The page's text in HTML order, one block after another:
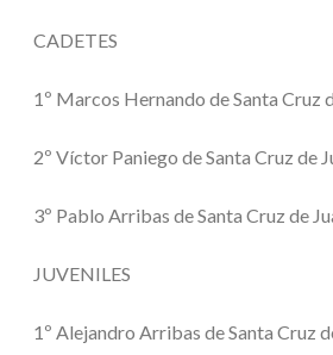
CADETES
1º Marcos Hernando de Santa Cruz
2º Víctor Paniego de Santa Cruz de
3º Pablo Arribas de Santa Cruz de
JUVENILES
1º Alejandro Arribas de Santa Cruz